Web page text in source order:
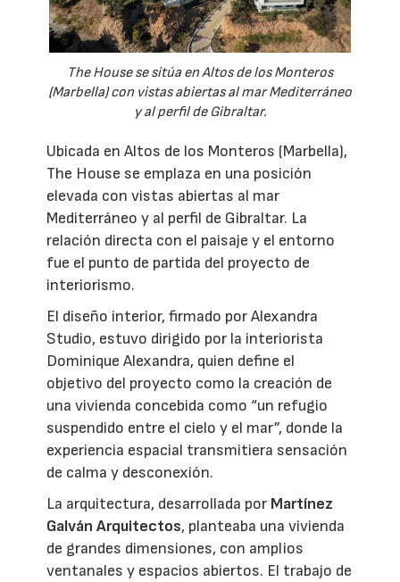
The House se sitúa en Altos de los Monteros
(Marbella) con vistas abiertas al mar Mediterráneo
y al perfil de Gibraltar.
Ubicada en Altos de los Monteros (Marbella),
The House se emplaza en una posición
elevada con vistas abiertas al mar
Mediterráneo y al perfil de Gibraltar. La
relación directa con el paisaje y el entorno
fue el punto de partida del proyecto de
interiorismo.
El diseño interior, firmado por Alexandra
Studio, estuvo dirigido por la interiorista
Dominique Alexandra, quien define el
objetivo del proyecto como la creación de
una vivienda concebida como “un refugio
suspendido entre el cielo y el mar”, donde la
experiencia espacial transmitiera sensación
de calma y desconexión.
La arquitectura, desarrollada por Martínez
Galván Arquitectos, planteaba una vivienda
de grandes dimensiones, con amplios
ventanales y espacios abiertos. El trabajo de